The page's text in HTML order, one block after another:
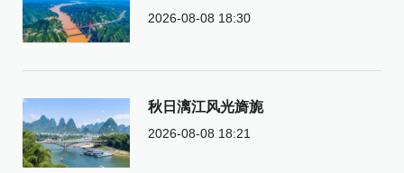
2026-08-08 18:30
秋日漓江风光旖旎
2026-08-08 18:21